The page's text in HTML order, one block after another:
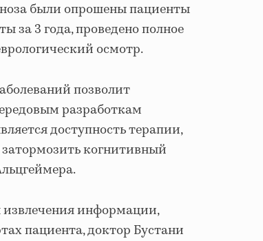
были опрошены пациенты
за 3 года, проведено полное
осмотр.
позволит
разработкам
доступность терапии,
когнитивный
информации,
пациента, доктор Бустани